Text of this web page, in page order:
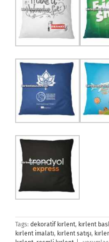
Tags: dekoratif kırlent, kırlent
kırlent imalatı, kırlent satışı,